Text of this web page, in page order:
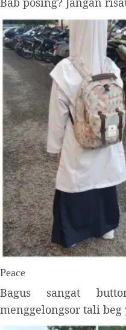
Peace
Bagus sangat
menggelongsor tali beg